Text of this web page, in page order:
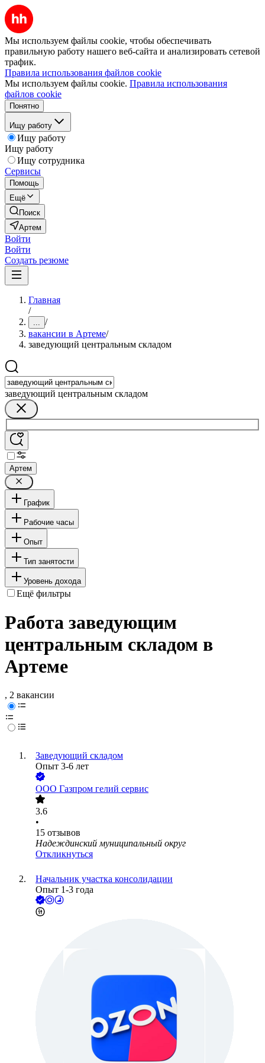
Мы используем файлы cookie, чтобы обеспечивать
правильную работу нашего веб-сайта и анализировать сетевой
трафик.
Правила использования файлов cookie
Мы используем файлы cookie. Правила использования
файлов cookie
Понятно
Ищу работу
Ищу работу
Ищу работу
Ищу сотрудника
Сервисы
Помощь
Ещё
Поиск
Артем
Войти
Войти
Создать резюме
Главная
/
... /
вакансии в Артеме/
заведующий центральным складом
заведующий центральным складом
Артем
График
Рабочие часы
Опыт
Тип занятости
Уровень дохода
Ещё фильтры
Работа заведующим
центральным складом в
Артеме
, 2 вакансии
Заведующий складом
Опыт 3-6 лет
ООО Газпром гелий сервис
3.6
•
15 отзывов
Надеждинский муниципальный округ
Откликнуться
Начальник участка консолидации
Опыт 1-3 года